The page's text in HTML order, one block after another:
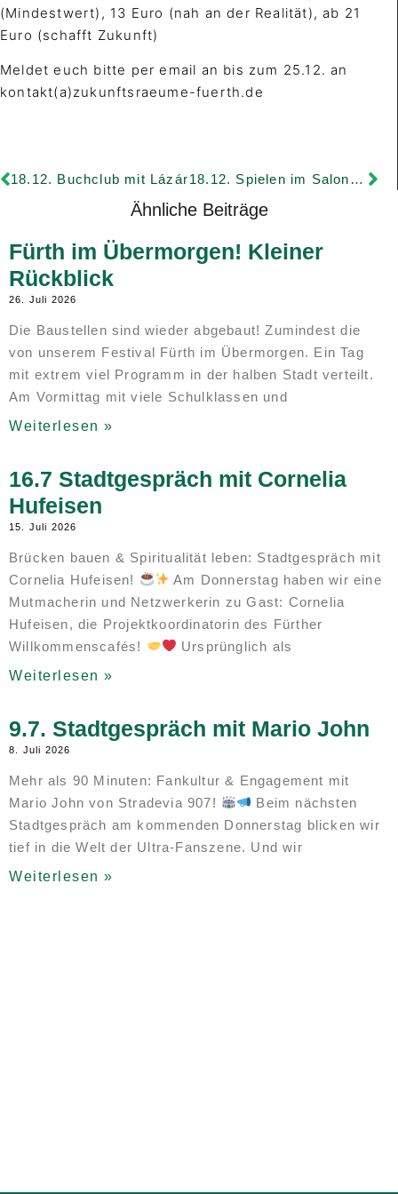
(Mindestwert), 13 Euro (nah an der Realität), ab 21
Euro (schafft Zukunft)
Meldet euch bitte per email an bis zum 25.12. an
kontakt(a)zukunftsraeume-fuerth.de
18.12. Buchclub mit Lázár 18.12. Spielen im Saloncafe
Ähnliche Beiträge
Fürth im Übermorgen! Kleiner
Rückblick
26. Juli 2026
Die Baustellen sind wieder abgebaut! Zumindest die
von unserem Festival Fürth im Übermorgen. Ein Tag
mit extrem viel Programm in der halben Stadt verteilt.
Am Vormittag mit viele Schulklassen und
Weiterlesen »
16.7 Stadtgespräch mit Cornelia
Hufeisen
15. Juli 2026
Brücken bauen & Spiritualität leben: Stadtgespräch mit
Cornelia Hufeisen!
Am Donnerstag haben wir eine
Mutmacherin und Netzwerkerin zu Gast: Cornelia
Hufeisen, die Projektkoordinatorin des Fürther
Willkommenscafés!
Ursprünglich als
Weiterlesen »
9.7. Stadtgespräch mit Mario John
8. Juli 2026
Mehr als 90 Minuten: Fankultur & Engagement mit
Mario John von Stradevia 907!
Beim nächsten
Stadtgespräch am kommenden Donnerstag blicken wir
tief in die Welt der Ultra-Fanszene. Und wir
Weiterlesen »